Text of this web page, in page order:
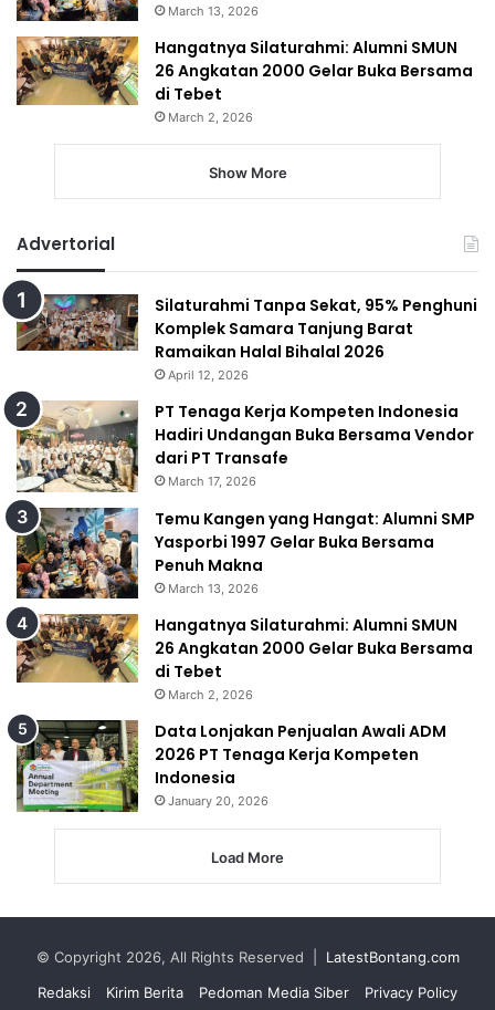
March 13, 2026
Hangatnya Silaturahmi: Alumni SMUN
26 Angkatan 2000 Gelar Buka Bersama
di Tebet
March 2, 2026
Show More
Advertorial
Silaturahmi Tanpa Sekat, 95% Penghuni
Komplek Samara Tanjung Barat
Ramaikan Halal Bihalal 2026
April 12, 2026
PT Tenaga Kerja Kompeten Indonesia
Hadiri Undangan Buka Bersama Vendor
dari PT Transafe
March 17, 2026
Temu Kangen yang Hangat: Alumni SMP
Yasporbi 1997 Gelar Buka Bersama
Penuh Makna
March 13, 2026
Hangatnya Silaturahmi: Alumni SMUN
26 Angkatan 2000 Gelar Buka Bersama
di Tebet
March 2, 2026
Data Lonjakan Penjualan Awali ADM
2026 PT Tenaga Kerja Kompeten
Indonesia
January 20, 2026
Load More
© Copyright 2026, All Rights Reserved | LatestBontang.com
Redaksi
Kirim Berita Pedoman Media Siber Privacy Policy